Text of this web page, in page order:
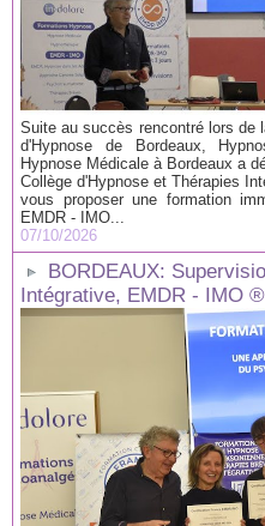
Suite au succès rencontré lors de
d'Hypnose de Bordeaux,
Hypnose Médicale à Bordeaux a
Collège d'Hypnose et Thérapies
vous proposer une formation
EMDR - IMO...
07/10/2026
BORDEAUX:
Intégrative, EMDR - IMO